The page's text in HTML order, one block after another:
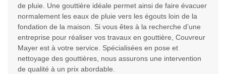
de pluie. Une gouttière idéale permet ainsi de faire évacuer
normalement les eaux de pluie vers les égouts loin de la
fondation de la maison. Si vous êtes à la recherche d’une
entreprise pour réaliser vos travaux en gouttière, Couvreur
Mayer est à votre service. Spécialisées en pose et
nettoyage des gouttières, nous assurons une intervention
de qualité à un prix abordable.